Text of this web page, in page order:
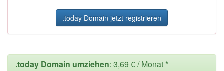
.today Domain jetzt registrieren
.today Domain umziehen: 3,69 € / Monat *